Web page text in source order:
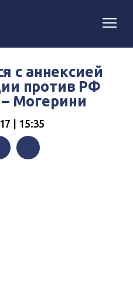
с аннексией
против РФ
– Могерини
| 15:35